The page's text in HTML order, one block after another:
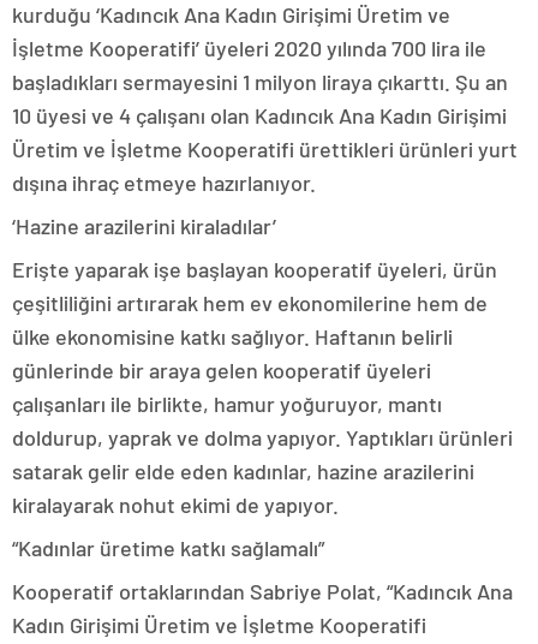
kurduğu ‘Kadıncık Ana Kadın Girişimi Üretim ve
İşletme Kooperatifi’ üyeleri 2020 yılında 700 lira ile
başladıkları sermayesini 1 milyon liraya çıkarttı. Şu an
10 üyesi ve 4 çalışanı olan Kadıncık Ana Kadın Girişimi
Üretim ve İşletme Kooperatifi ürettikleri ürünleri yurt
dışına ihraç etmeye hazırlanıyor.
‘Hazine arazilerini kiraladılar’
Erişte yaparak işe başlayan kooperatif üyeleri, ürün
çeşitliliğini artırarak hem ev ekonomilerine hem de
ülke ekonomisine katkı sağlıyor. Haftanın belirli
günlerinde bir araya gelen kooperatif üyeleri
çalışanları ile birlikte, hamur yoğuruyor, mantı
doldurup, yaprak ve dolma yapıyor. Yaptıkları ürünleri
satarak gelir elde eden kadınlar, hazine arazilerini
kiralayarak nohut ekimi de yapıyor.
“Kadınlar üretime katkı sağlamalı”
Kooperatif ortaklarından Sabriye Polat, “Kadıncık Ana
Kadın Girişimi Üretim ve İşletme Kooperatifi